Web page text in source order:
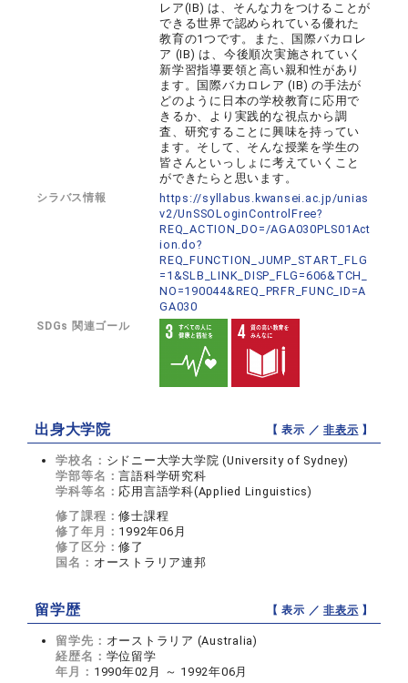
レア(IB) は、そんな力をつけることが
できる世界で認められている優れた
教育の1つです。また、国際バカロレ
ア (IB) は、今後順次実施されていく
新学習指導要領と高い親和性があり
ます。国際バカロレア (IB) の手法が
どのように日本の学校教育に応用で
きるか、より実践的な視点から調
査、研究することに興味を持ってい
ます。そして、そんな授業を学生の
皆さんといっしょに考えていくこと
ができたらと思います。
シラバス情報
https://syllabus.kwansei.ac.jp/unias
v2/UnSSOLoginControlFree?
REQ_ACTION_DO=/AGA030PLS01Act
ion.do?
REQ_FUNCTION_JUMP_START_FLG
=1&SLB_LINK_DISP_FLG=606&TCH_
NO=190044&REQ_PRFR_FUNC_ID=A
GA030
SDGs 関連ゴール
出身大学院 【 表示 ／非表示 】
学校名： シドニー大学大学院 (University of Sydney)
学部等名：言語科学研究科
学科等名： 応用言語学科(Applied Linguistics)
修了課程：修士課程
修了年月： 1992年06月
修了区分：修了
国名： オーストラリア連邦
留学歴 【 表示 ／非表示 】
留学先： オーストラリア (Australia)
経歴名： 学位留学
年月： 1990年02月 ～ 1992年06月